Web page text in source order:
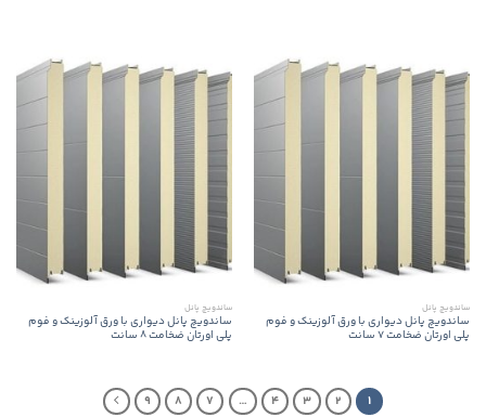
ساندویچ پانل
ساندویچ پانل دیواری با ورق آلوزینک و فوم
پلی اورتان ضخامت 7 سانت
ساندویچ پانل
ساندویچ پانل دیواری با ورق آلوزینک و فوم
پلی اورتان ضخامت 8 سانت
1
2
3
4
…
7
8
9